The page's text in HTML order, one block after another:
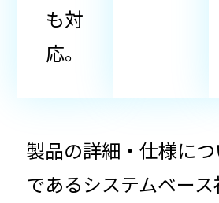
も対
応。
製品の詳細・仕様に
であるシステムベー